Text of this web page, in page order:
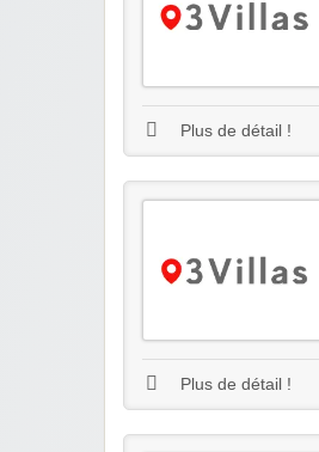
Plus de détail !
Plus de détail !